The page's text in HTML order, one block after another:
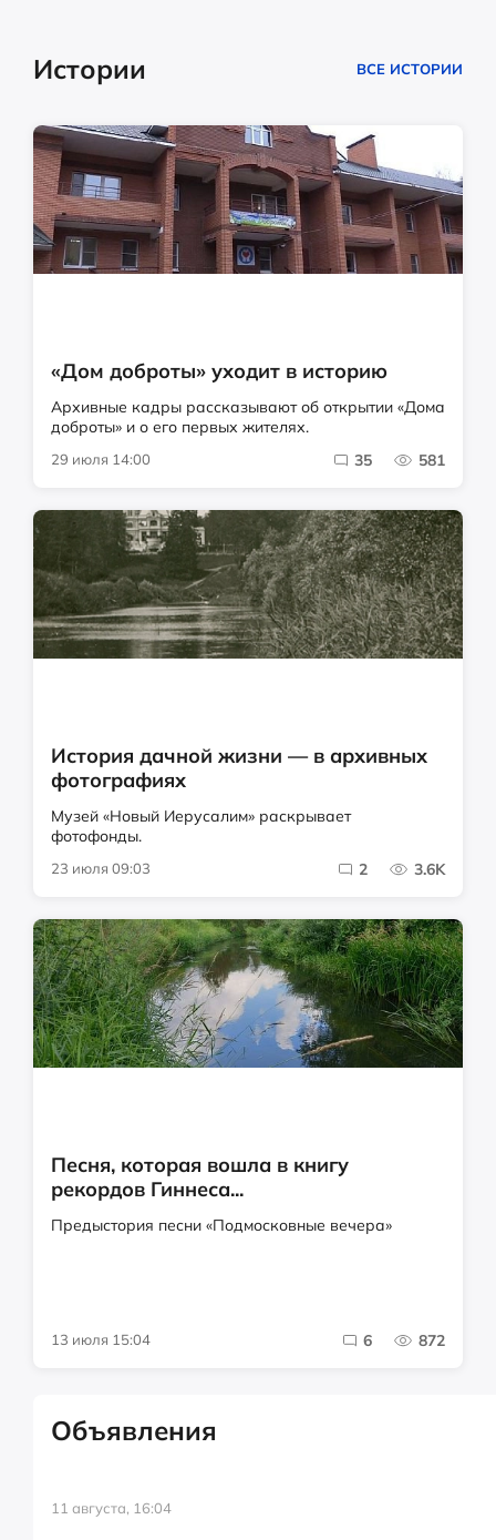
Истории ВСЕ ИСТОРИИ
«Дом доброты» уходит в историю
Архивные кадры рассказывают об открытии «Дома
доброты» и о его первых жителях.
29 июля 14:00 35 581
История дачной жизни — в архивных
фотографиях
Музей «Новый Иерусалим» раскрывает
фотофонды.
23 июля 09:03 2 3.6K
Песня, которая вошла в книгу
рекордов Гиннеса...
Предыстория песни «Подмосковные вечера»
13 июля 15:04 6 872
Объявления
11 августа, 16:04